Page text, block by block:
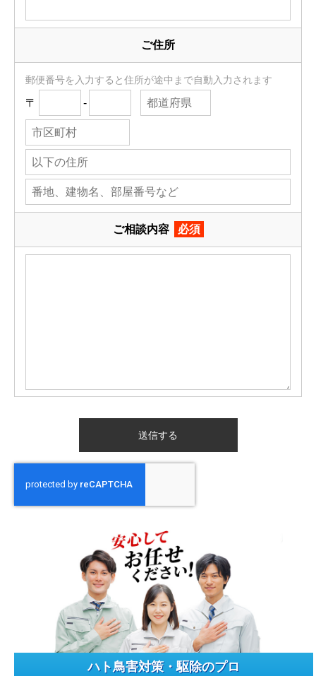
ご住所
郵便番号を入力すると住所が途中まで自動入力されます
〒 -
ご相談内容 必須
ハト鳥害対策・駆除のプロ